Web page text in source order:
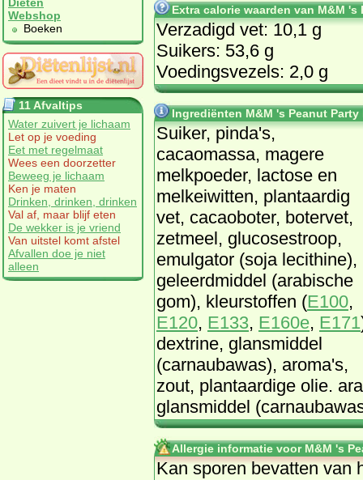
Diëten
Webshop
Boeken
11 Afvaltips
Water zuivert je lichaam
Let op je voeding
Eet met regelmaat
Wees een doorzetter
Beweeg je lichaam
Ken je maten
Drinken, drinken, drinken
Val af, maar blijf eten
De wekker is je vriend
Van uitstel komt afstel
Afvallen doe je niet
alleen
Extra calorie waarden van M&M 's
Verzadigd vet: 10,1 g
Suikers: 53,6 g
Voedingsvezels: 2,0 g
Ingrediënten M&M 's Peanut Party
Suiker, pinda's,
cacaomassa, magere
melkpoeder, lactose en
melkeiwitten, plantaardig
vet, cacaoboter, botervet,
zetmeel, glucosestroop,
emulgator (soja lecithine),
geleerdmiddel (arabische
gom), kleurstoffen (E100,
E120, E133, E160e, E171
dextrine, glansmiddel
(carnaubawas), aroma's,
zout, plantaardige olie.
glansmiddel
Allergie informatie voor M&M 's
Kan sporen bevatten van